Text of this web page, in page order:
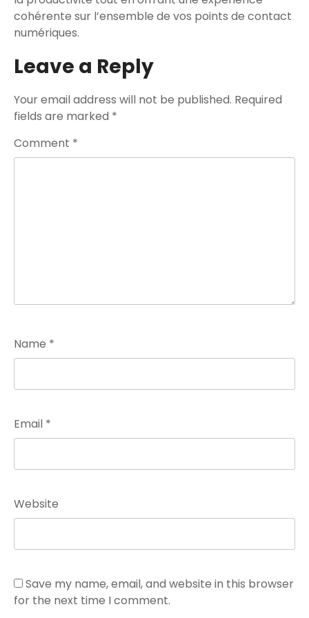
cohérente sur l’ensemble de vos points de contact
numériques.
Leave a Reply
Your email address will not be published. Required
fields are marked *
Comment *
Name *
Email *
Website
Save my name, email, and website in this browser
for the next time I comment.